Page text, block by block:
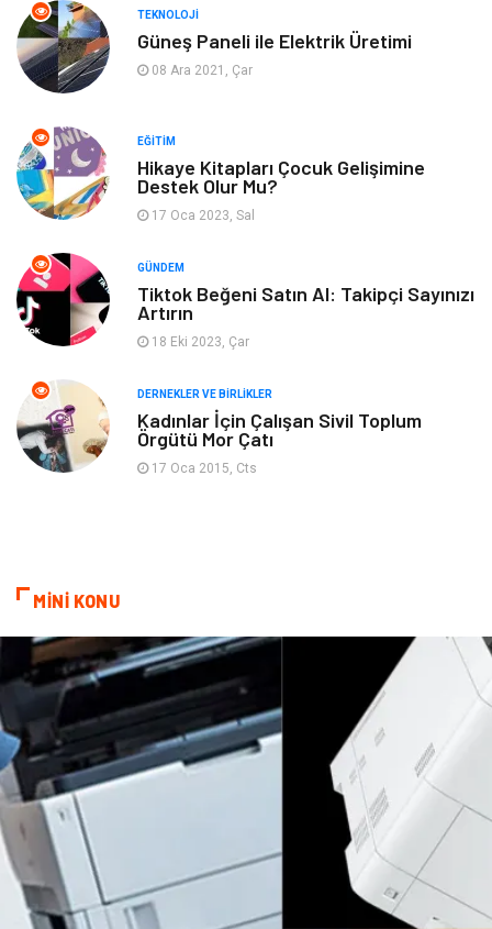
Tatil Emlak
Organizasyon Metal Maden
Spor
Turizm
Hediyelik Eşya
Aksesuar Basın Yayın
Bebek Giyim Nakliyat
Ambalaj
Bitkisel Ürünler
Markalar Tarım & Hayvancılık
Bilişim Dernekler ve Birlikler
İthalat İhracat
TEKNOLOJI
Güneş Paneli ile Elektrik Üretimi
08 Ara 2021, Çar
EĞITIM
Hikaye Kitapları Çocuk Gelişimine
Destek Olur Mu?
17 Oca 2023, Sal
GÜNDEM
Tiktok Beğeni Satın Al: Takipçi Sayınızı
Artırın
18 Eki 2023, Çar
DERNEKLER VE BIRLIKLER
Kadınlar İçin Çalışan Sivil Toplum
Örgütü Mor Çatı
17 Oca 2015, Cts
MİNİ KONU